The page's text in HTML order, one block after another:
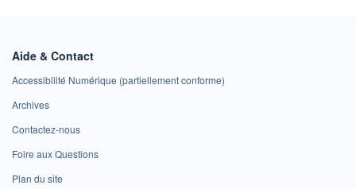
Aide & Contact
Accessibilité Numérique (partiellement conforme)
Archives
Contactez-nous
Foire aux Questions
Plan du site